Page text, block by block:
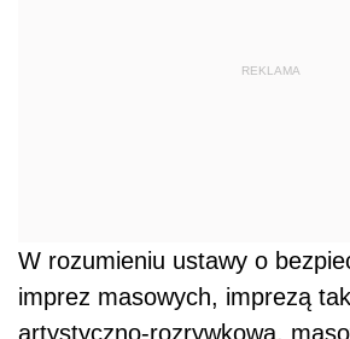
REKLAMA
W rozumieniu ustawy o
imprez masowych, imprezą
artystyczno-rozrywkowa,